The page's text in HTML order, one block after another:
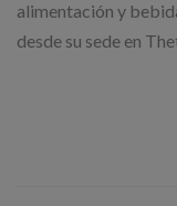
alimentación y
desde su sede en